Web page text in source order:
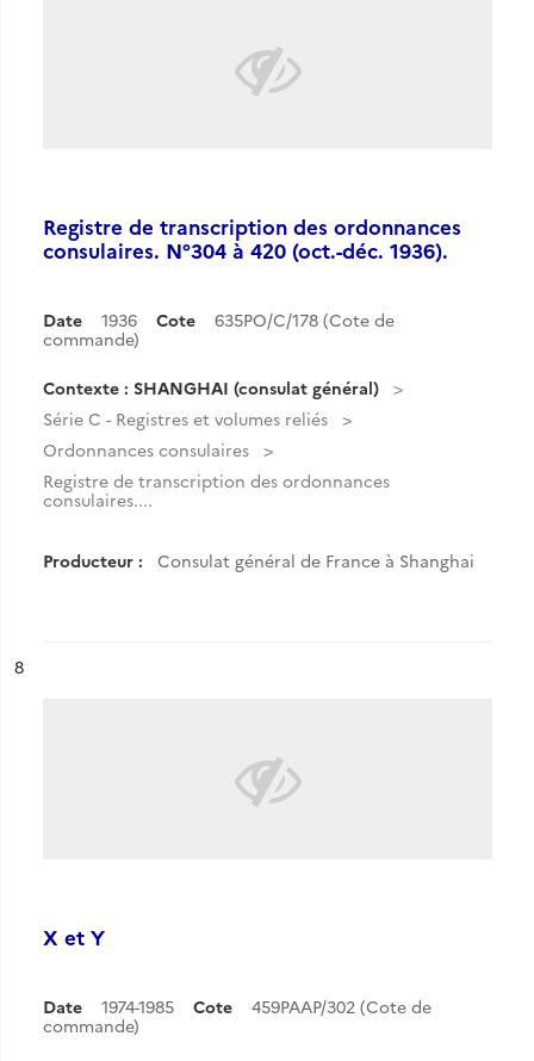
Registre de transcription des ordonnances
consulaires. N°304 à 420 (oct.-déc. 1936).
Date 1936 Cote
635PO/C/178 (Cote de
commande)
Contexte : SHANGHAI (consulat général)
Série C - Registres et volumes reliés
Ordonnances consulaires
Registre de transcription des ordonnances
consulaires....
Producteur : Consulat général de France à Shanghai
n°
8
X et Y
Date 1974-1985 Cote
459PAAP/302 (Cote de
commande)